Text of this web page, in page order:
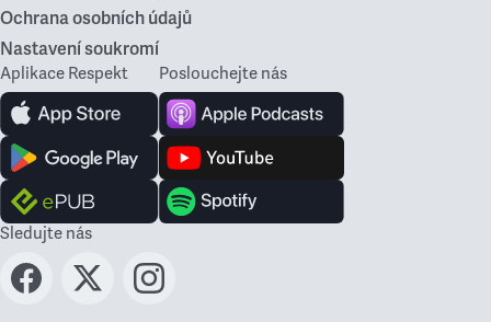
Ochrana osobních údajů
Nastavení soukromí
Aplikace Respekt Poslouchejte nás
Sledujte nás